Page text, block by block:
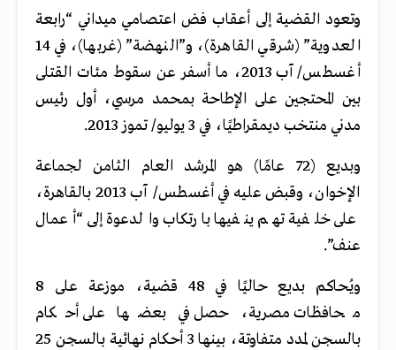
وتعود القضية إلى أعقاب فض اعتصامي ميداني “رابعة
العدوية” (شرقي القاهرة)، و”النهضة” (غربها)، في 14
أغسطس/ آب 2013، ما أسفر عن سقوط مئات القتلى
بين المحتجين على الإطاحة بمحمد مرسي، أول رئيس
مدني منتخب ديمقراطيًا، في 3 يوليو/ تموز 2013.
وبديع (72 عامًا) هو المرشد العام الثامن لجماعة
الإخوان، وقبض عليه في أغسطس/ آب 2013 بالقاهرة،
على خلفية تهم ينفيها بارتكاب والدعوة إلى “أعمال
عنف”.
ويُحاكم بديع حاليًا في 48 قضية، موزعة على 8
محافظات مصرية، حصل في بعضها على أحكام
بالسجن لمدد متفاوتة، بينها 3 أحكام نهائية بالسجن 25